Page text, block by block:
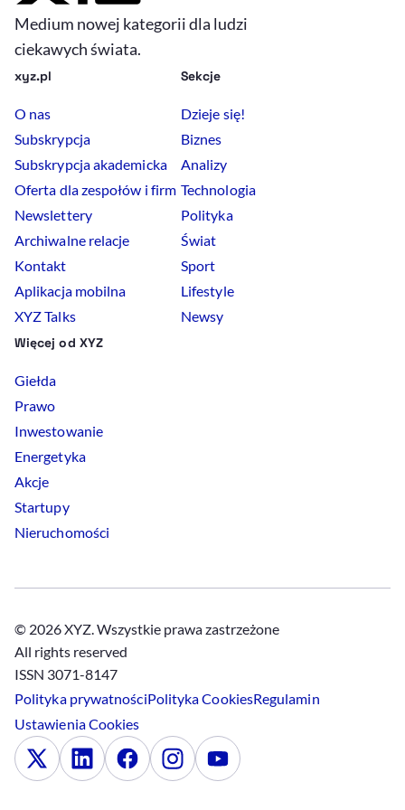
Medium nowej kategorii dla ludzi
ciekawych świata.
xyz.pl
O nas
Subskrypcja
Subskrypcja akademicka
Oferta dla zespołów i firm
Newslettery
Archiwalne relacje
Kontakt
Aplikacja mobilna
XYZ Talks
Sekcje
Dzieje się!
Biznes
Analizy
Technologia
Polityka
Świat
Sport
Lifestyle
Newsy
Więcej od XYZ
Giełda
Prawo
Inwestowanie
Energetyka
Akcje
Startupy
Nieruchomości
© 2026 XYZ. Wszystkie prawa zastrzeżone
All rights reserved
ISSN 3071-8147
Polityka prywatnościPolitykaCookiesRegulamin
UstawieniaCookies
x LinkedinFacebookInstagramYoutube